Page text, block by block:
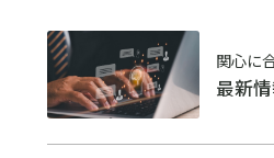
関心に
最新